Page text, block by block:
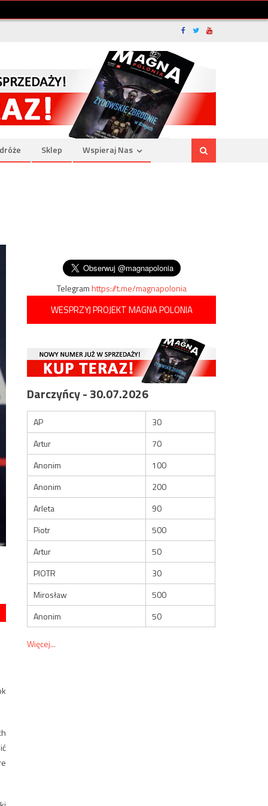
Sklep Wspieraj Nas
Telegramhttps://t.me/magnapolonia
WESPRZYJ PROJEKT MAGNA POLONIA
Darczyńcy - 30.07.2026
AP
30
Artur
70
Anonim
100
Anonim
200
Arleta
90
Piotr
500
Artur
50
PIOTR
30
Mirosław
500
Anonim
50
Więcej...